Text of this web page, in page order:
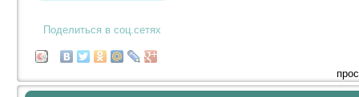
Поделиться в соц.сетях